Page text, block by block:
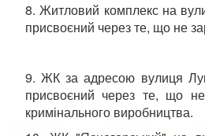
8. Житловий комплекс на
присвоєний через те, що не
9. ЖК за адресою вулиця
присвоєний через те, що не
кримінального виробництва.